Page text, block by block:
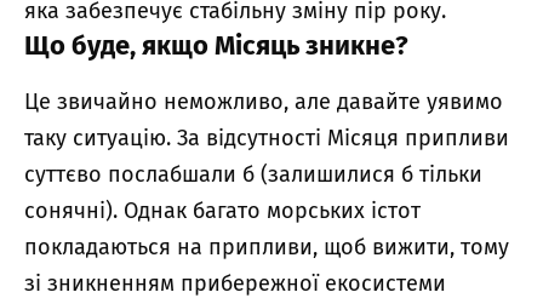
яка забезпечує стабільну зміну пір року.
Що буде, якщо Місяць зникне?
Це звичайно неможливо, але давайте уявимо
таку ситуацію. За відсутності Місяця припливи
суттєво послабшали б (залишилися б тільки
сонячні). Однак багато морських істот
покладаються на припливи, щоб вижити, тому
зі зникненням прибережної екосистеми